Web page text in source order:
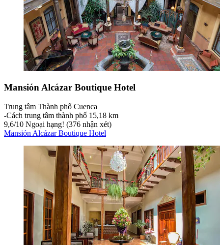
Mansión Alcázar Boutique Hotel
Trung tâm Thành phố Cuenca
‐Cách trung tâm thành phố 15,18 km
9,6/10 Ngoại hạng! (376 nhận xét)
Mansión Alcázar Boutique Hotel